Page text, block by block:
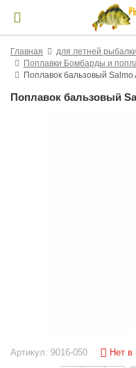
Главная для летней рыбалки
Поплавки Бомбарды и
Поплавок бальзовый Salmo
Поплавок бальзовый
Артикул: 9016-050 Нет в